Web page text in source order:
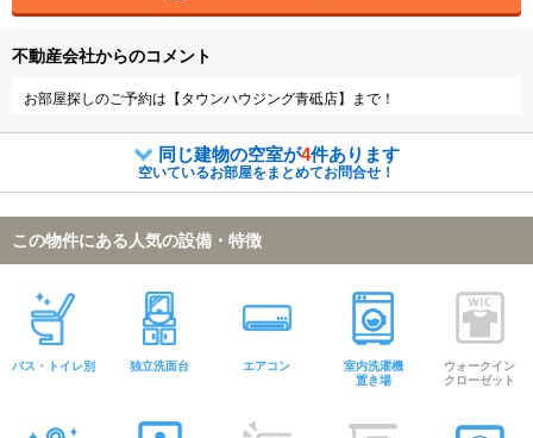
不動産会社からのコメント
お部屋探しのご予約は【タウンハウジング青砥店】まで！
同じ建物の空室が4件あります
空いているお部屋をまとめてお問合せ！
この物件にある人気の設備・特徴
バス・トイレ別 独立洗面台 エアコン
室内洗濯機
置き場
ウォークイン
クローゼット